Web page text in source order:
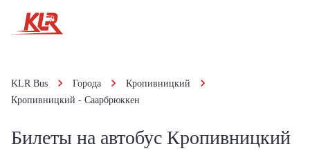
KLR Bus Города
Кропивницкий
Кропивницкий - Саарбрюккен
Билеты на автобус Кропивницкий